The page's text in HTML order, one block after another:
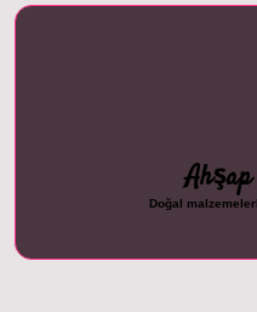
Gizlilik
Doğal